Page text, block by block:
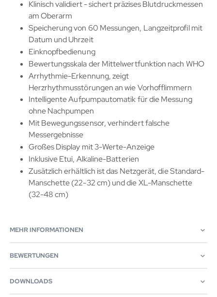
Klinisch validiert - sichert präzises Blutdruckmessen
am Oberarm
Speicherung von 60 Messungen, Langzeitprofil mit
Datum und Uhrzeit
Einknopfbedienung
Bewertungsskala der Mittelwertfunktion nach WHO
Arrhythmie-Erkennung, zeigt
Herzrhythmusstörungen an wie Vorhofflimmern
Intelligente Aufpumpautomatik für die Messung
ohne Nachpumpen
Mit Bewegungssensor, verhindert falsche
Messergebnisse
Großes Display mit 3-Werte-Anzeige
Inklusive Etui, Alkaline-Batterien
Zusätzlich erhältlich ist das Netzgerät, die Standard-
Manschette (22-32 cm) und die XL-Manschette
(32-48 cm)
MEHR INFORMATIONEN
BEWERTUNGEN
DOWNLOADS